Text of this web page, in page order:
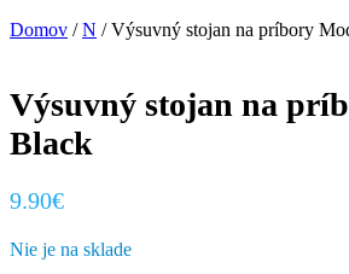
Domov /N / Výsuvný stojan na príbory
Výsuvný stojan na
Black
9.90€
Nie je na sklade